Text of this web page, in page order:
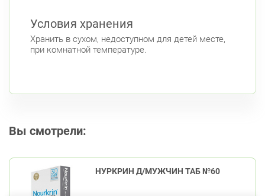
Условия хранения
Хранить в сухом, недоступном для детей месте,
при комнатной температуре.
Вы смотрели:
НУРКРИН Д/МУЖЧИН ТАБ №60